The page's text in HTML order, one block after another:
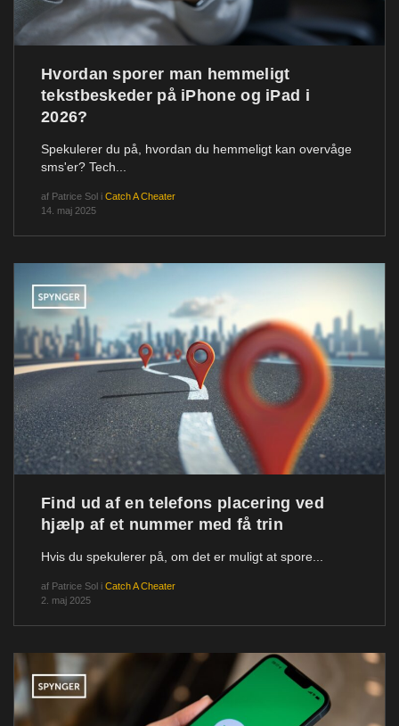
Hvordan sporer man hemmeligt
tekstbeskeder på iPhone og iPad i
2026?
Spekulerer du på, hvordan du hemmeligt kan overvåge
sms'er? Tech...
af Patrice Sol i Catch A Cheater
14. maj 2025
Find ud af en telefons placering ved
hjælp af et nummer med få trin
Hvis du spekulerer på, om det er muligt at spore...
af Patrice Sol i Catch A Cheater
2. maj 2025